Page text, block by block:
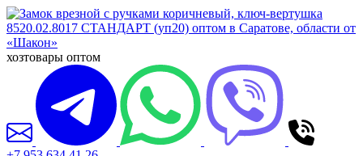
хозтовары оптом